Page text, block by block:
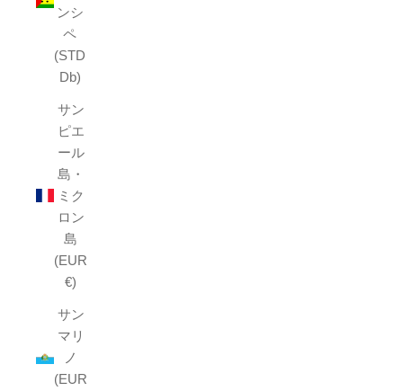
ンシ
ペ
(STD
Db)
サン
ピエ
ール
島・
ミク
ロン
島
(EUR
€)
サン
マリ
ノ
(EUR